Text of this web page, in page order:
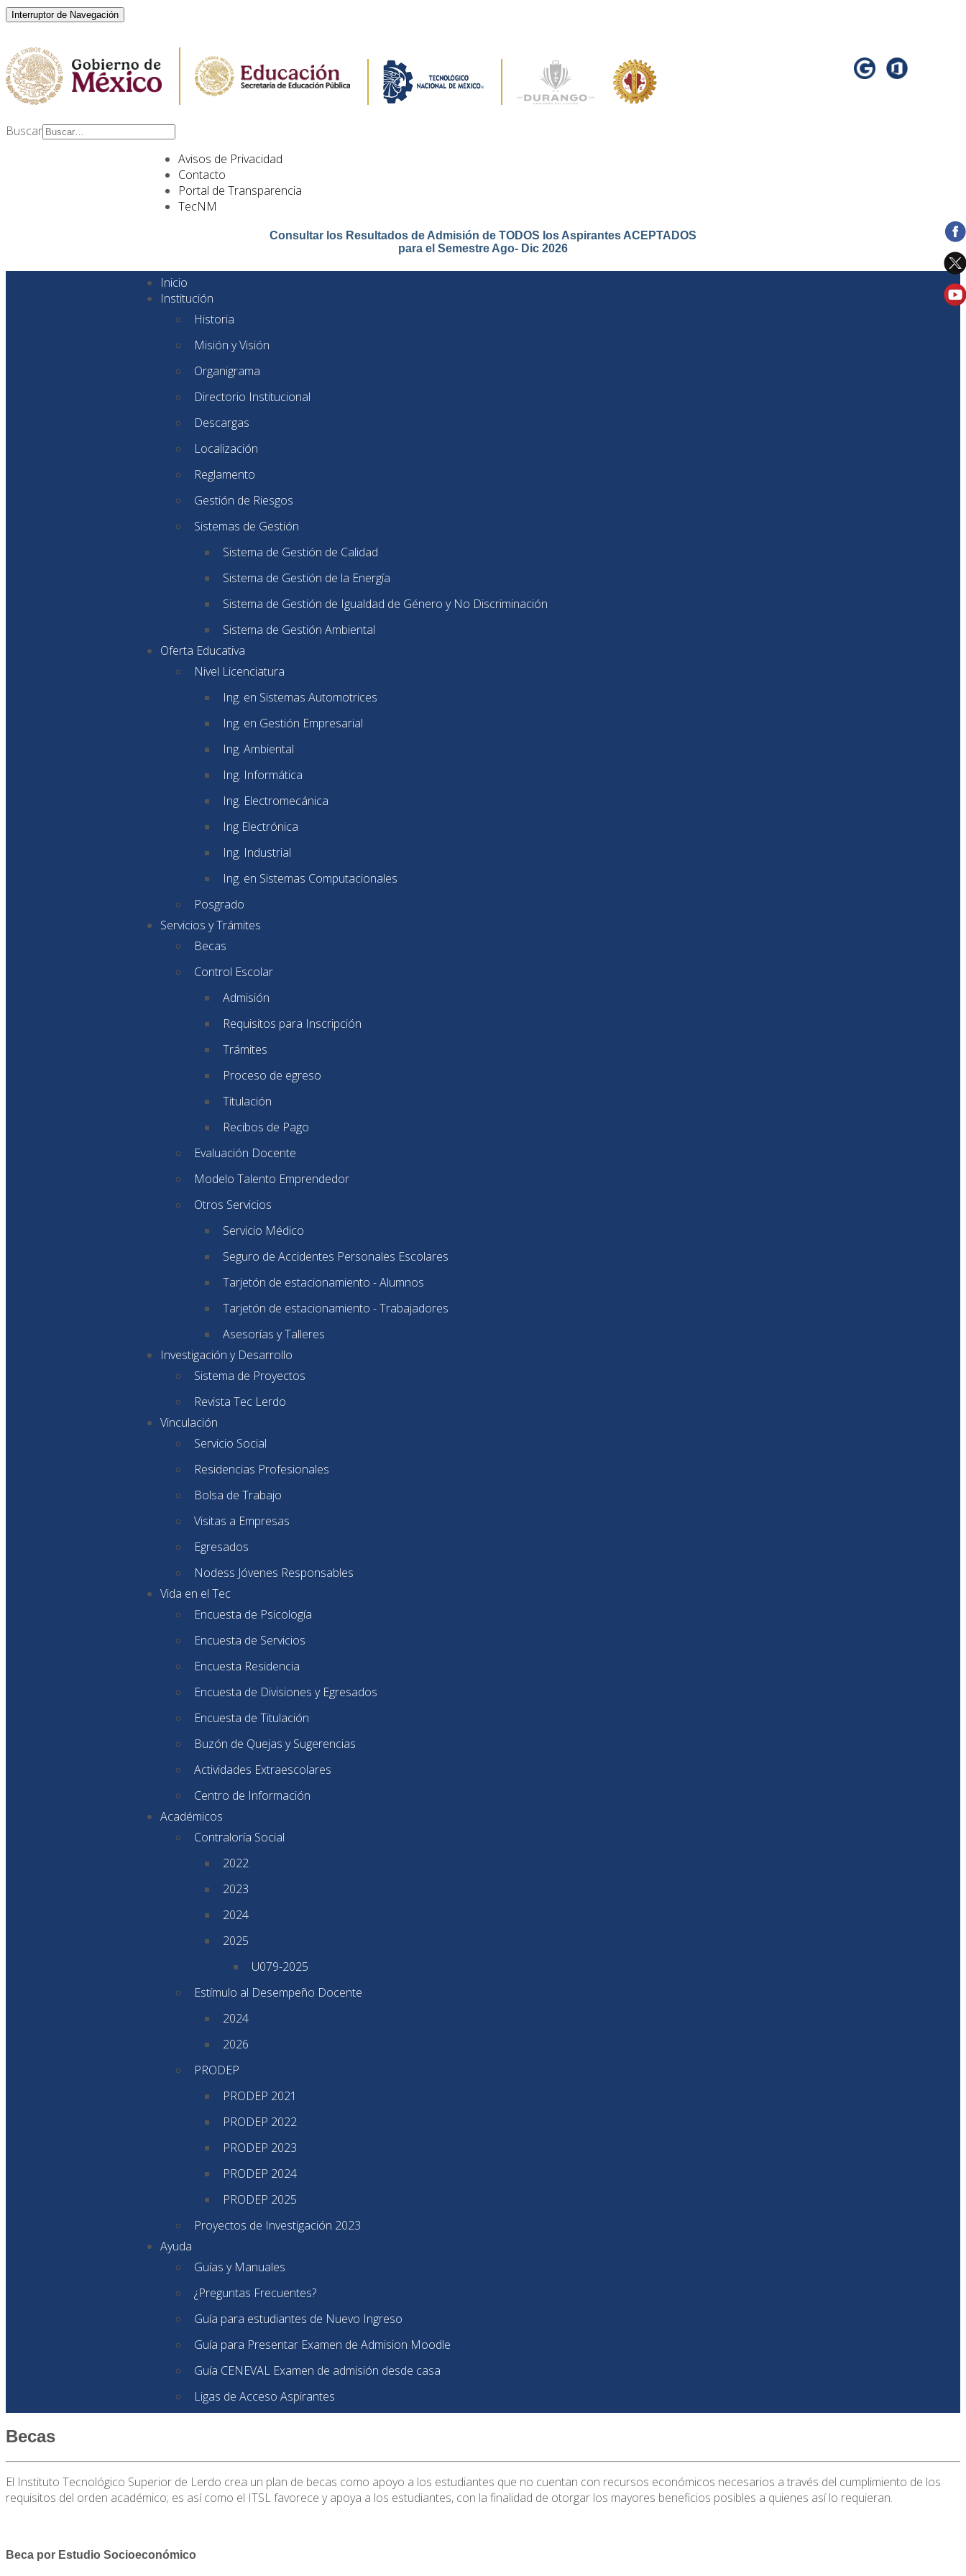
Interruptor de Navegación
Buscar
Avisos de Privacidad
Contacto
Portal de Transparencia
TecNM
Consultar los Resultados de Admisión de TODOS los Aspirantes ACEPTADOS
para el Semestre Ago- Dic 2026
Inicio
Institución
Historia
Misión y Visión
Organigrama
Directorio Institucional
Descargas
Localización
Reglamento
Gestión de Riesgos
Sistemas de Gestión
Sistema de Gestión de Calidad
Sistema de Gestión de la Energía
Sistema de Gestión de Igualdad de Género y No Discriminación
Sistema de Gestión Ambiental
Oferta Educativa
Nivel Licenciatura
Ing. en Sistemas Automotrices
Ing. en Gestión Empresarial
Ing. Ambiental
Ing. Informática
Ing. Electromecánica
Ing Electrónica
Ing. Industrial
Ing. en Sistemas Computacionales
Posgrado
Servicios y Trámites
Becas
Control Escolar
Admisión
Requisitos para Inscripción
Trámites
Proceso de egreso
Titulación
Recibos de Pago
Evaluación Docente
Modelo Talento Emprendedor
Otros Servicios
Servicio Médico
Seguro de Accidentes Personales Escolares
Tarjetón de estacionamiento - Alumnos
Tarjetón de estacionamiento - Trabajadores
Asesorías y Talleres
Investigación y Desarrollo
Sistema de Proyectos
Revista Tec Lerdo
Vinculación
Servicio Social
Residencias Profesionales
Bolsa de Trabajo
Visitas a Empresas
Egresados
Nodess Jóvenes Responsables
Vida en el Tec
Encuesta de Psicología
Encuesta de Servicios
Encuesta Residencia
Encuesta de Divisiones y Egresados
Encuesta de Titulación
Buzón de Quejas y Sugerencias
Actividades Extraescolares
Centro de Información
Académicos
Contraloría Social
2022
2023
2024
2025
U079-2025
Estímulo al Desempeño Docente
2024
2026
PRODEP
PRODEP 2021
PRODEP 2022
PRODEP 2023
PRODEP 2024
PRODEP 2025
Proyectos de Investigación 2023
Ayuda
Guías y Manuales
¿Preguntas Frecuentes?
Guía para estudiantes de Nuevo Ingreso
Guía para Presentar Examen de Admision Moodle
Guía CENEVAL Examen de admisión desde casa
Ligas de Acceso Aspirantes
Becas
El Instituto Tecnológico Superior de Lerdo crea un plan de becas como apoyo a los estudiantes que no cuentan con recursos económicos necesarios a través del cumplimiento de los
requisitos del orden académico; es así como el ITSL favorece y apoya a los estudiantes, con la finalidad de otorgar los mayores beneficios posibles a quienes así lo requieran.
Beca por Estudio Socioeconómico